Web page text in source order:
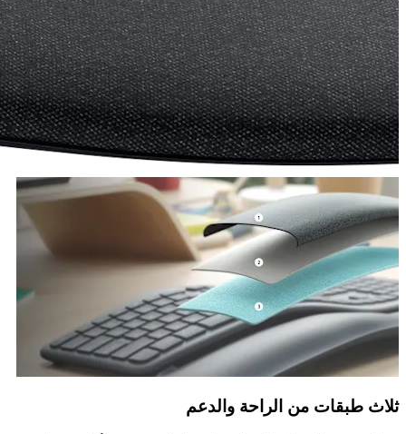
ثلاث طبقات من الراحة والدعم